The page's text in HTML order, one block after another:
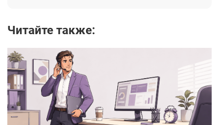
Читайте также: